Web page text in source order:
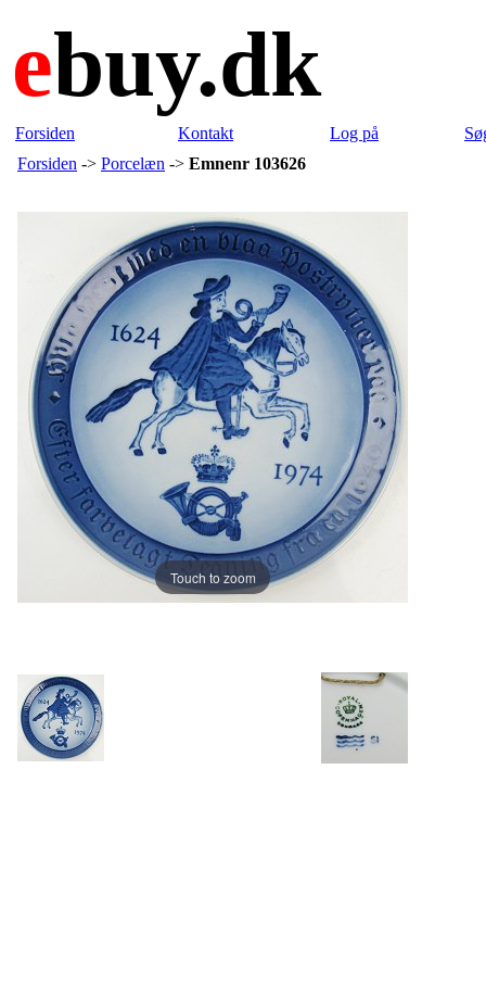
ebuy.dk
Forsiden Kontakt Log på
Forsiden -> Porcelæn -> Emnenr 103626
Touch to zoom